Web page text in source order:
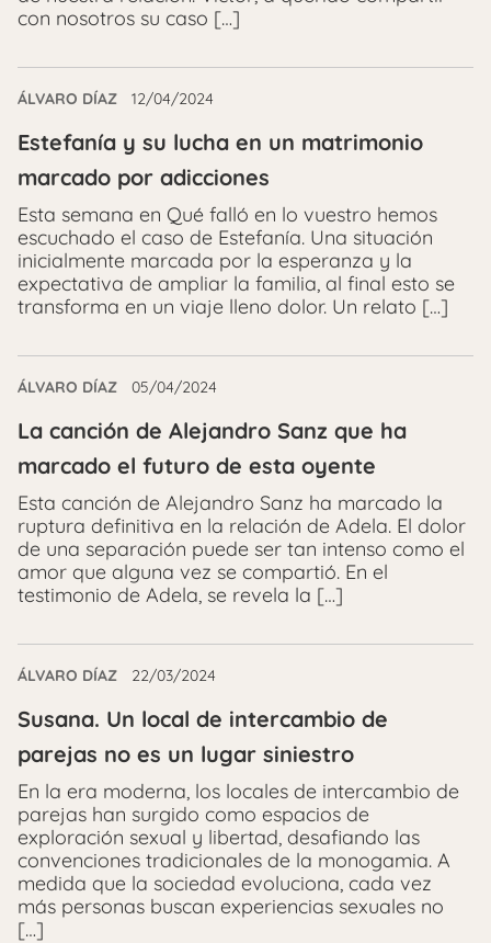
con nosotros su caso […]
ÁLVARO DÍAZ 12/04/2024
Estefanía y su lucha en un matrimonio
marcado por adicciones
Esta semana en Qué falló en lo vuestro hemos
escuchado el caso de Estefanía. Una situación
inicialmente marcada por la esperanza y la
expectativa de ampliar la familia, al final esto se
transforma en un viaje lleno dolor. Un relato […]
ÁLVARO DÍAZ 05/04/2024
La canción de Alejandro Sanz que ha
marcado el futuro de esta oyente
Esta canción de Alejandro Sanz ha marcado la
ruptura definitiva en la relación de Adela. El dolor
de una separación puede ser tan intenso como el
amor que alguna vez se compartió. En el
testimonio de Adela, se revela la […]
ÁLVARO DÍAZ 22/03/2024
Susana. Un local de intercambio de
parejas no es un lugar siniestro
En la era moderna, los locales de intercambio de
parejas han surgido como espacios de
exploración sexual y libertad, desafiando las
convenciones tradicionales de la monogamia. A
medida que la sociedad evoluciona, cada vez
más personas buscan experiencias sexuales no
[…]